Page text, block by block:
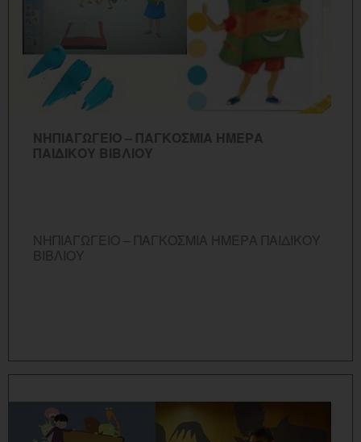
ΝΗΠΙΑΓΩΓΕΙΟ – ΠΑΓΚΟΣΜΙΑ ΗΜΕΡΑ
ΠΑΙΔΙΚΟΥ ΒΙΒΛΙΟΥ
ΝΗΠΙΑΓΩΓΕΙΟ – ΠΑΓΚΟΣΜΙΑ ΗΜΕΡΑ ΠΑΙΔΙΚΟΥ
ΒΙΒΛΙΟΥ